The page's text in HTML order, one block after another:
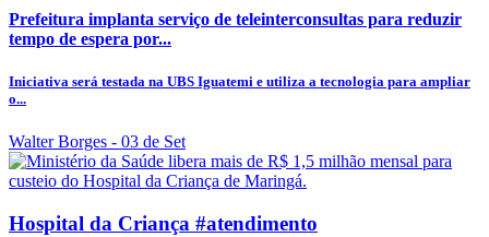
Prefeitura implanta serviço de teleinterconsultas para reduzir
tempo de espera por...
Iniciativa será testada na UBS Iguatemi e utiliza a tecnologia para ampliar
o...
Walter Borges - 03 de Set
Hospital da Criança #atendimento